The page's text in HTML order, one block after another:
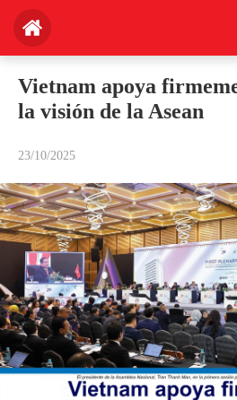
Vietnam apoya
la visión de la Asean
23/10/2025